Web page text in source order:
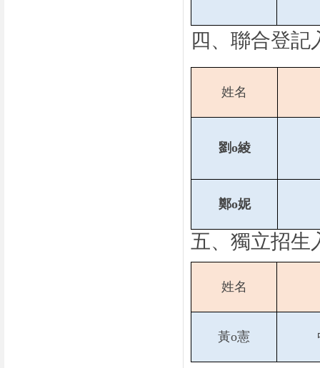
四、聯合登記
姓名
劉o綾
鄭o妮
五、獨立招生
姓名
黃o憲